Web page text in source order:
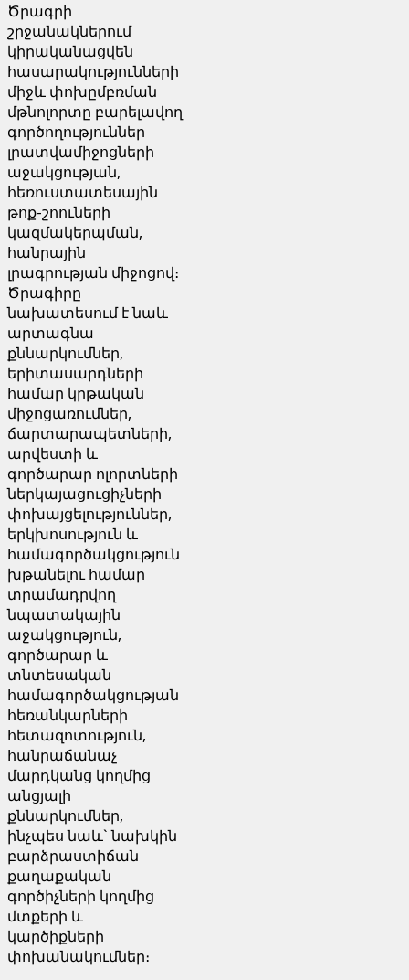
Ծրագրի
շրջանակներում
կիրականացվեն
հասարակությունների
միջև փոխըմբռման
մթնոլորտը բարելավող
գործողություններ
լրատվամիջոցների
աջակցության,
հեռուստատեսային
թոք-շոուների
կազմակերպման,
հանրային
լրագրության միջոցով։
Ծրագիրը
նախատեսում է նաև
արտագնա
քննարկումներ,
երիտասարդների
համար կրթական
միջոցառումներ,
ճարտարապետների,
արվեստի և
գործարար ոլորտների
ներկայացուցիչների
փոխայցելություններ,
երկխոսություն և
համագործակցություն
խթանելու համար
տրամադրվող
նպատակային
աջակցություն,
գործարար և
տնտեսական
համագործակցության
հեռանկարների
հետազոտություն,
հանրաճանաչ
մարդկանց կողմից
անցյալի
քննարկումներ,
ինչպես նաև` նախկին
բարձրաստիճան
քաղաքական
գործիչների կողմից
մտքերի և
կարծիքների
փոխանակումներ։